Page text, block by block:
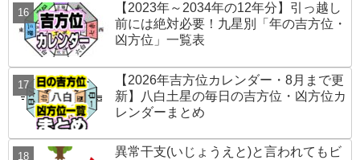
【2023年～2034年の12年分】引っ越し
前には絶対必要！九星別「年の吉方位・
凶方位」一覧表
【2026年吉方位カレンダー・8月まで更
新】八白土星の毎日の吉方位・凶方位カ
レンダーまとめ
異常干支(いじょうえと)と言われてもビ